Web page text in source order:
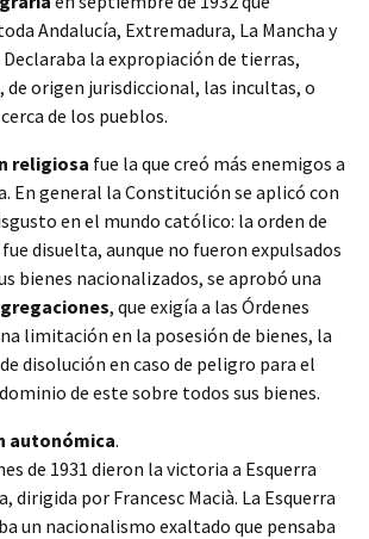
Andalucía, Extremadura, La Mancha y
Declaraba la expropiación de tierras,
origen jurisdiccional, las incultas, o
de los pueblos.
religiosa fue la que creó más enemigos a
En general la Constitución se aplicó con
en el mundo católico: la orden de
disuelta, aunque no fueron expulsados
bienes nacionalizados, se aprobó una
, que exigía a las Órdenes
limitación en la posesión de bienes, la
disolución en caso de peligro para el
de este sobre todos sus bienes.
autonómica.
de 1931 dieron la victoria a Esquerra
dirigida por Francesc Macià. La Esquerra
un nacionalismo exaltado que pensaba